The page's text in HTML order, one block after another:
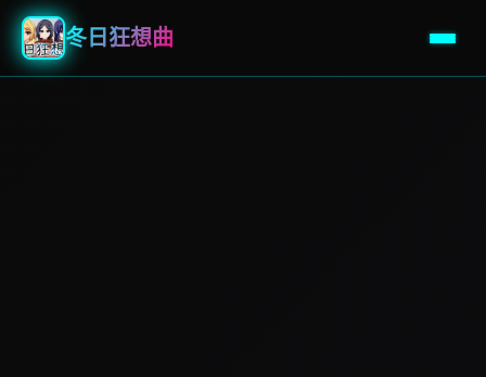
冬日狂想曲